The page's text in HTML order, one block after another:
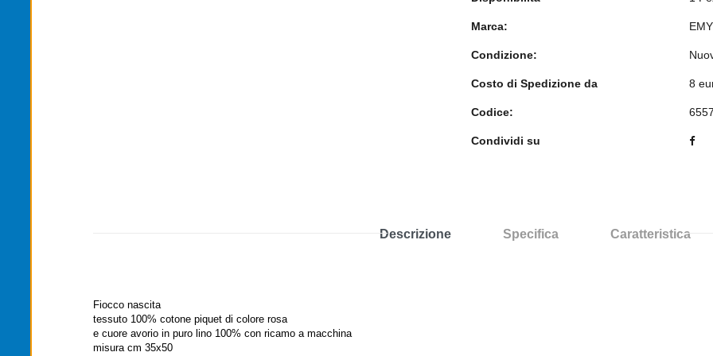
Marca:
Condizione:
Costo di Spedizione da 8
Codice: 6557
Condividi su
Descrizione Specifica Caratteristica
Fiocco nascita
tessuto 100% cotone piquet di colore rosa
e cuore avorio in puro lino 100% con ricamo a macchina
misura cm 35x50